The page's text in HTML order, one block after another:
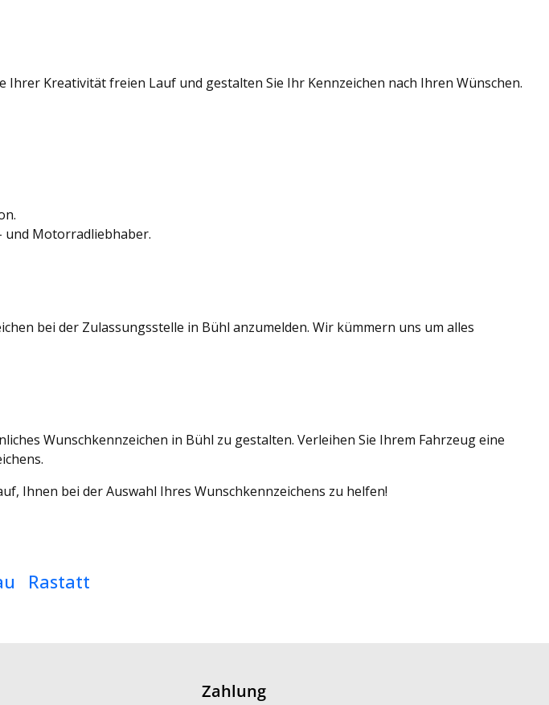
Kreativität freien Lauf und gestalten Sie Ihr Kennzeichen nach Ihren Wünschen.
und Motorradliebhaber.
bei der Zulassungsstelle in Bühl anzumelden. Wir kümmern uns um alles
Wunschkennzeichen in Bühl zu gestalten. Verleihen Sie Ihrem Fahrzeug eine
Ihnen bei der Auswahl Ihres Wunschkennzeichens zu helfen!
Rastatt
Zahlung